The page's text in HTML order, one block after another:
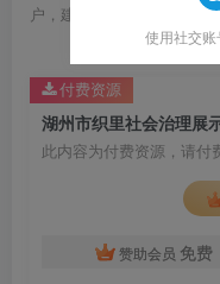
户，建议用123云盘可获得
湖州市织里社会治理展
此内容为付费资源，请付
赞助会员 免费
付费资源
使用社交